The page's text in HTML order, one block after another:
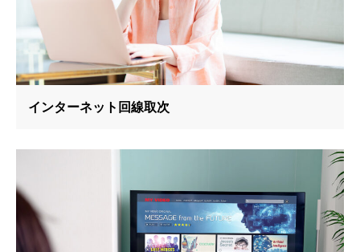
インターネット回線取次